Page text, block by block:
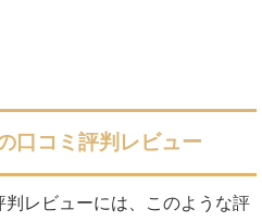
口コミ評判レビュー
レビューには、このような評